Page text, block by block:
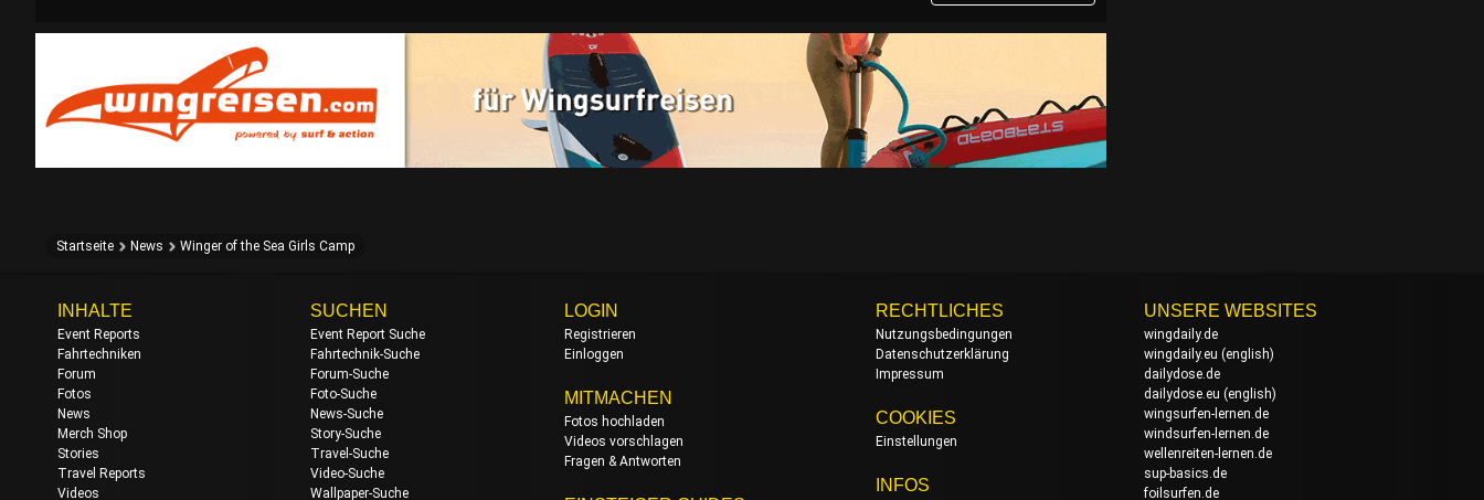
Startseite News Winger of the Sea Girls Camp
INHALTE
Event Reports
Fahrtechniken
Forum
Fotos
News
Merch Shop
Stories
Travel Reports
Videos
SUCHEN
Event Report Suche
Fahrtechnik-Suche
Forum-Suche
Foto-Suche
News-Suche
Story-Suche
Travel-Suche
Video-Suche
Wallpaper-Suche
LOGIN
Registrieren
Einloggen
MITMACHEN
Fotos hochladen
Videos vorschlagen
Fragen & Antworten
RECHTLICHES
Nutzungsbedingungen
Datenschutzerklärung
Impressum
COOKIES
Einstellungen
INFOS
UNSERE WEBSITES
wingdaily.de
wingdaily.eu (english)
dailydose.de
dailydose.eu (english)
wingsurfen-lernen.de
windsurfen-lernen.de
wellenreiten-lernen.de
sup-basics.de
foilsurfen.de